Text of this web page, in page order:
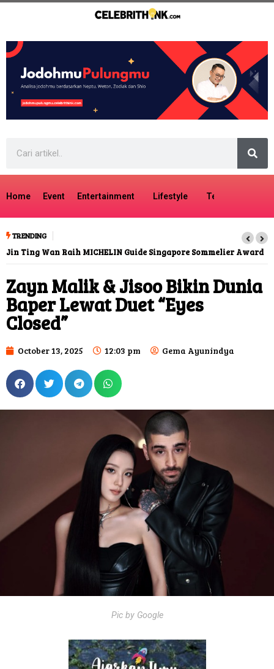
Home Event Entertainment Lifestyle Tech
TRENDING
Jin Ting Wan Raih MICHELIN Guide Singapore Sommelier Award
Zayn Malik & Jisoo Bikin Dunia
Baper Lewat Duet “Eyes
Closed”
October 13, 2025 12:03 pm Gema Ayunindya
Pic by Google